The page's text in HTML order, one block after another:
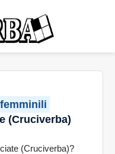
(Cruciverba)
(Cruciverba)?